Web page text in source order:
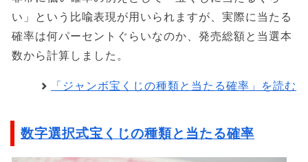
い」という比喩表現が用いられますが、実際に当たる
確率は何パーセントぐらいなのか、発売総額と当選本
数から計算しました。
「ジャンボ宝くじの種類と当たる確率」を読む
数字選択式宝くじの種類と当たる確率